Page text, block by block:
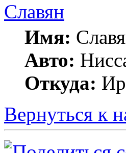
Славян
Имя:
Авто:
Откуда:
Вернуться к